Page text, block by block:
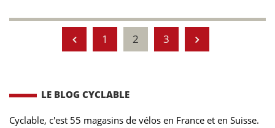
1 2 3
LE BLOG CYCLABLE
Cyclable, c'est 55 magasins de vélos en France et en Suisse.